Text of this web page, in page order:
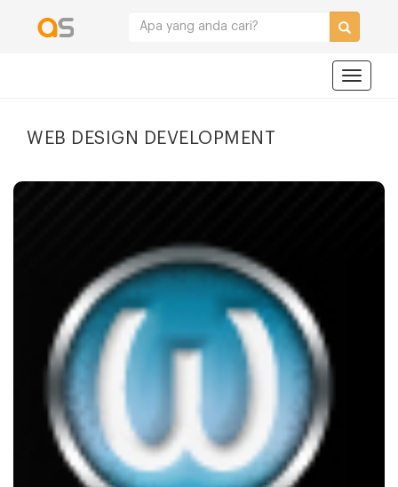
WEB DESIGN DEVELOPMENT